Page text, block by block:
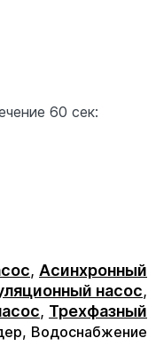
60 сек:
, Асинхронный
насос,
, Трехфазный
Водоснабжение